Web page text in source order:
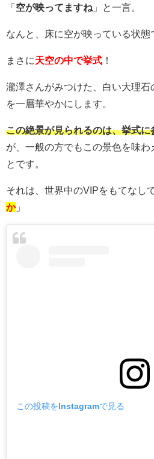
「 空が映ってますね 」と一言。
なんと、床に空が映っている状態
まさに天空の中で挙式 ！
瀧澤さんがみつけた、白い大理
を一層華やかにします。
この絶景が見られるのは、挙式に
が、一般の方でもこの景色を味わ
とです。
それは、世界中のVIPをもてなし
か」
この投稿をInstagramで見る